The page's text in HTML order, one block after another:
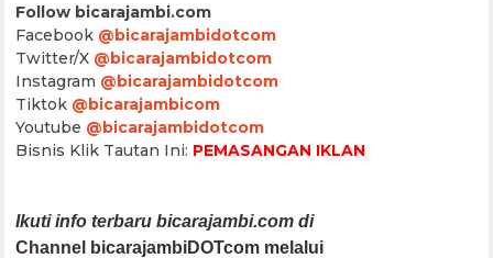
Follow bicarajambi.com
Facebook @bicarajambidotcom
Twitter/X @bicarajambidotcom
Instagram @bicarajambidotcom
Tiktok @bicarajambicom
Youtube @bicarajambidotcom
Bisnis Klik Tautan Ini: PEMASANGAN IKLAN
Ikuti info terbaru bicarajambi.com di
Channel bicarajambiDOTcom melalui